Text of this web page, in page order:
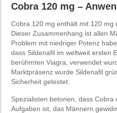
Cobra 120 mg –
Cobra 120 mg enthält mit 120 mg
Dieser Zusammenhang ist allen
Problem mit niedriger Potenz
dass Sildenafil im weltweit ersten
berühmten Viagra, verwendet
Marktpräsenz wurde Sildenafil
Sicherheit getestet.
Spezialisten betonen, dass
Aufgaben ist, das Männern